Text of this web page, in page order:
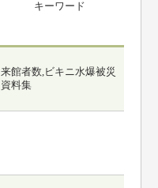
キーワード
来館者数,ビキニ水爆被災
資料集